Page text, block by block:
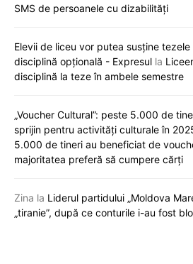
SMS de persoanele cu dizabilități
Elevii de liceu vor putea susține
disciplină opțională - Expresul la
disciplină la teze în ambele semestre
„Voucher Cultural”: peste 5.000 de
sprijin pentru activități culturale în
5.000 de tineri au beneficiat de
majoritatea preferă să cumpere cărți
Zina la Liderul partidului „Moldova
„tiranie”, după ce conturile i-au fost